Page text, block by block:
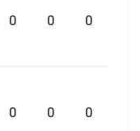
0 0 0
0 0 0